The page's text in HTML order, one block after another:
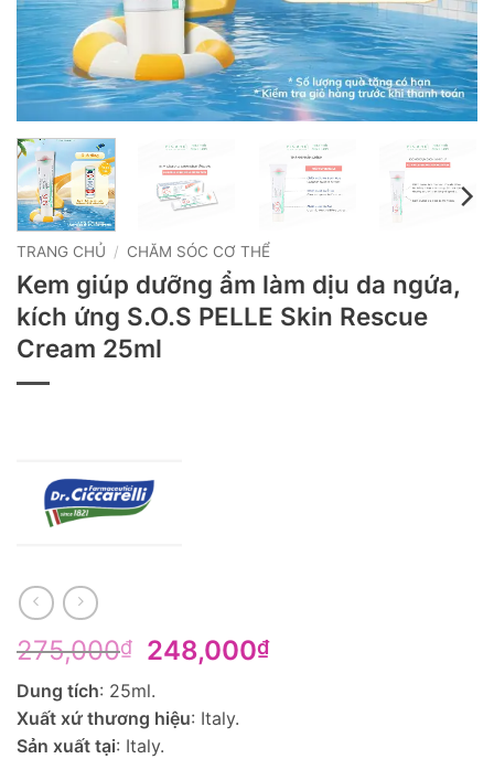
TRANG CHỦ / CHĂM SÓC CƠ THỂ
Kem giúp dưỡng ẩm làm dịu da ngứa,
kích ứng S.O.S PELLE Skin Rescue
Cream 25ml
275,000₫
Giá
gốc
là:
275,000₫.
248,000₫Giá
Dung tích: 25ml.
Xuất xứ thương hiệu: Italy.
Sản xuất tại: Italy.